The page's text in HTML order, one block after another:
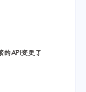
的API变更了